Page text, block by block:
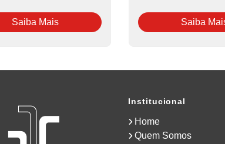
Saiba Mais Saiba
Institucional
Home
Quem Somos